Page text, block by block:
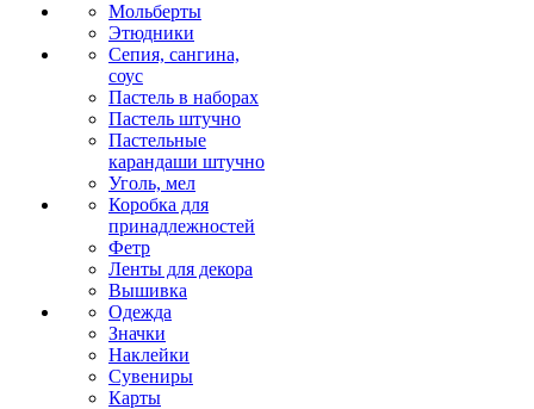
Мольберты
Этюдники
Сепия, сангина,
соус
Пастель в наборах
Пастель штучно
Пастельные
карандаши штучно
Уголь, мел
Коробка для
принадлежностей
Фетр
Ленты для декора
Вышивка
Одежда
Значки
Наклейки
Сувениры
Карты